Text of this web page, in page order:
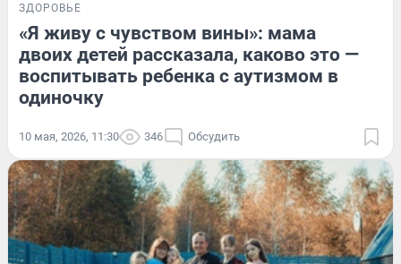
ЗДОРОВЬЕ
«Я живу с чувством вины»: мама
двоих детей рассказала, каково это —
воспитывать ребенка с аутизмом в
одиночку
10 мая, 2026, 11:30 346 Обсудить